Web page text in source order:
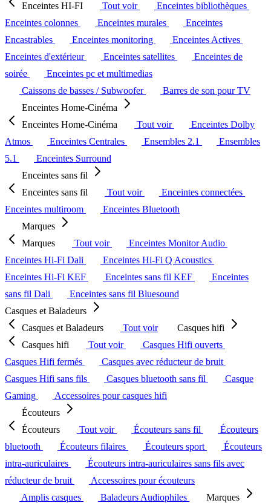
Enceintes HI-FI
Tout voir
Enceintes bibliothèques
Enceintes colonnes
Enceintes murales
Enceintes
Encastrables
Enceintes monitoring
Enceintes Actives
Enceintes d'extérieur
Enceintes satellites
Enceintes de
soirée
Enceintes pc et multimedias
Caissons de basses / Subwoofer
Barres de son pour TV
Enceintes Home-Cinéma
Enceintes Home-Cinéma
Tout voir
Enceintes Dolby
Atmos
Enceintes Centrales Ensembles 2.1
Ensembles
5.1
Enceintes Surround
Enceintes sans fil
Enceintes sans fil
Tout voir
Enceintes connectées
Enceintes multiroom
Enceintes Bluetooth
Marques
Marques
Tout voir
Enceintes Monitor Audio
Enceintes Hi-Fi Dali
Enceintes Hi-Fi Q Acoustics
Enceintes Hi-Fi KEF
Enceintes sans fil KEF
Enceintes
sans fil Dali
Enceintes sans fil Bluesound
Casques et Baladeurs
Casques et Baladeurs
Tout voir
Casques hifi
Casques hifi
Tout voir
Casques Hifi ouverts
Casques Hifi fermés
Casques avec réducteur de bruit
Casques Hifi sans fils
Casques bluetooth sans fil
Casque
Gaming
Accessoires pour casques hifi
Écouteurs
Écouteurs
Tout voir Écouteurs sans fil
Écouteurs
bluetooth
Écouteurs filaires Écouteurs sport
Écouteurs
intra-auriculaires
Écouteurs intra-auriculaires sans fils avec
réducteur de bruit
Accessoires pour écouteurs
Amplis casques
Baladeurs Audiophiles
Marques